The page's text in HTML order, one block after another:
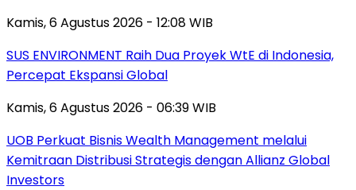
Kamis, 6 Agustus 2026 - 12:08 WIB
SUS ENVIRONMENT Raih Dua Proyek WtE di Indonesia,
Percepat Ekspansi Global
Kamis, 6 Agustus 2026 - 06:39 WIB
UOB Perkuat Bisnis Wealth Management melalui
Kemitraan Distribusi Strategis dengan Allianz Global
Investors